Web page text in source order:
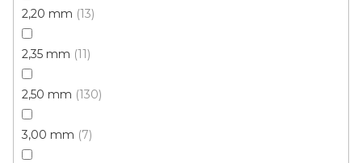
2,20 mm 13
2,35 mm 11
2,50 mm 130
3,00 mm 7
Fix 30V (lepená)